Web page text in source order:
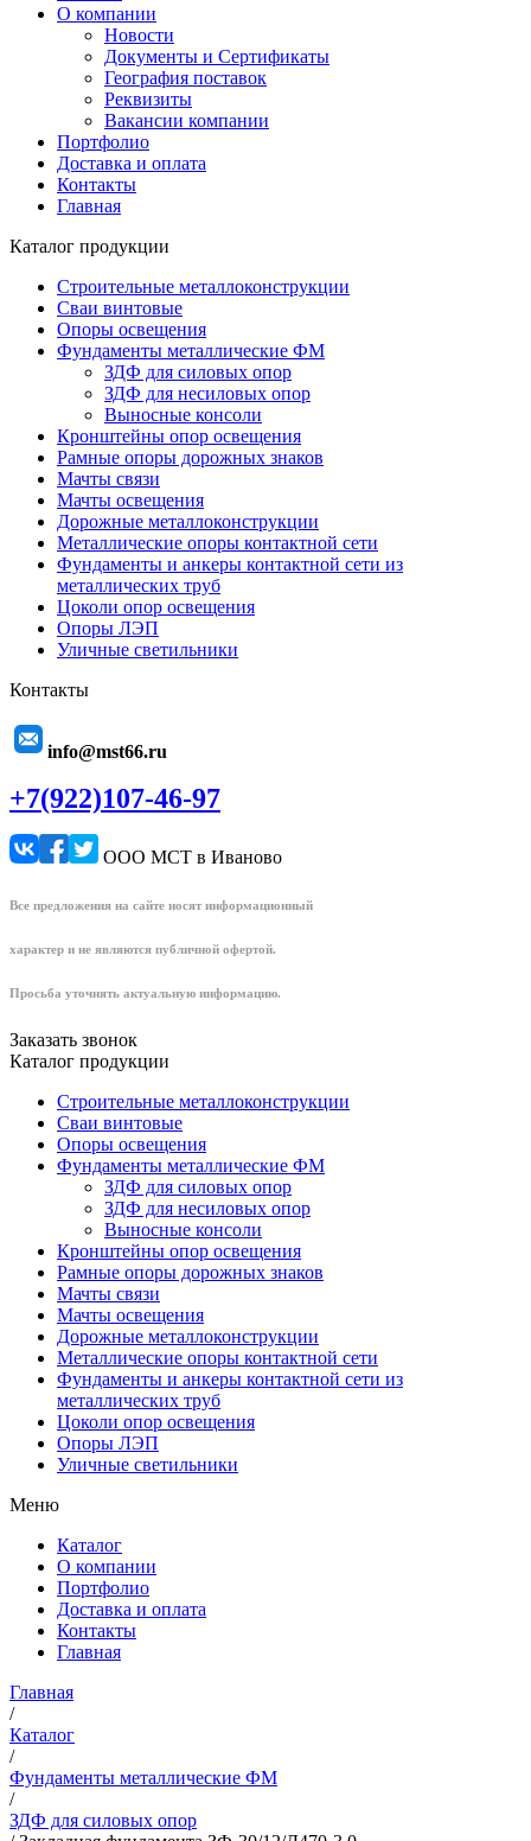
О компании
Новости
Документы и Сертификаты
География поставок
Реквизиты
Вакансии компании
Портфолио
Доставка и оплата
Контакты
Главная
Каталог продукции
Строительные металлоконструкции
Сваи винтовые
Опоры освещения
Фундаменты металлические ФМ
ЗДФ для силовых опор
ЗДФ для несиловых опор
Выносные консоли
Кронштейны опор освещения
Рамные опоры дорожных знаков
Мачты связи
Мачты освещения
Дорожные металлоконструкции
Металлические опоры контактной сети
Фундаменты и анкеры контактной сети из
металлических труб
Цоколи опор освещения
Опоры ЛЭП
Уличные светильники
Контакты
info@mst66.ru
+7(922)107-46-97
ООО МСТ в Иваново
Все предложения на сайте носят информационный
характер и не являются публичной офертой.
Просьба уточнять актуальную информацию.
Заказать звонок
Каталог продукции
Строительные металлоконструкции
Сваи винтовые
Опоры освещения
Фундаменты металлические ФМ
ЗДФ для силовых опор
ЗДФ для несиловых опор
Выносные консоли
Кронштейны опор освещения
Рамные опоры дорожных знаков
Мачты связи
Мачты освещения
Дорожные металлоконструкции
Металлические опоры контактной сети
Фундаменты и анкеры контактной сети из
металлических труб
Цоколи опор освещения
Опоры ЛЭП
Уличные светильники
Меню
Каталог
О компании
Портфолио
Доставка и оплата
Контакты
Главная
Главная
/
Каталог
/
Фундаменты металлические ФМ
/
ЗДФ для силовых опор